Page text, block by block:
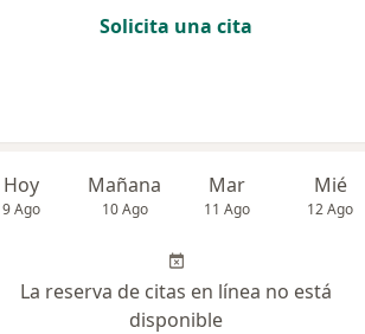
Solicita una cita
Hoy
9 Ago
Mañana
10 Ago
Mar
11 Ago
Mié
12 Ago
La reserva de citas en línea no está
disponible